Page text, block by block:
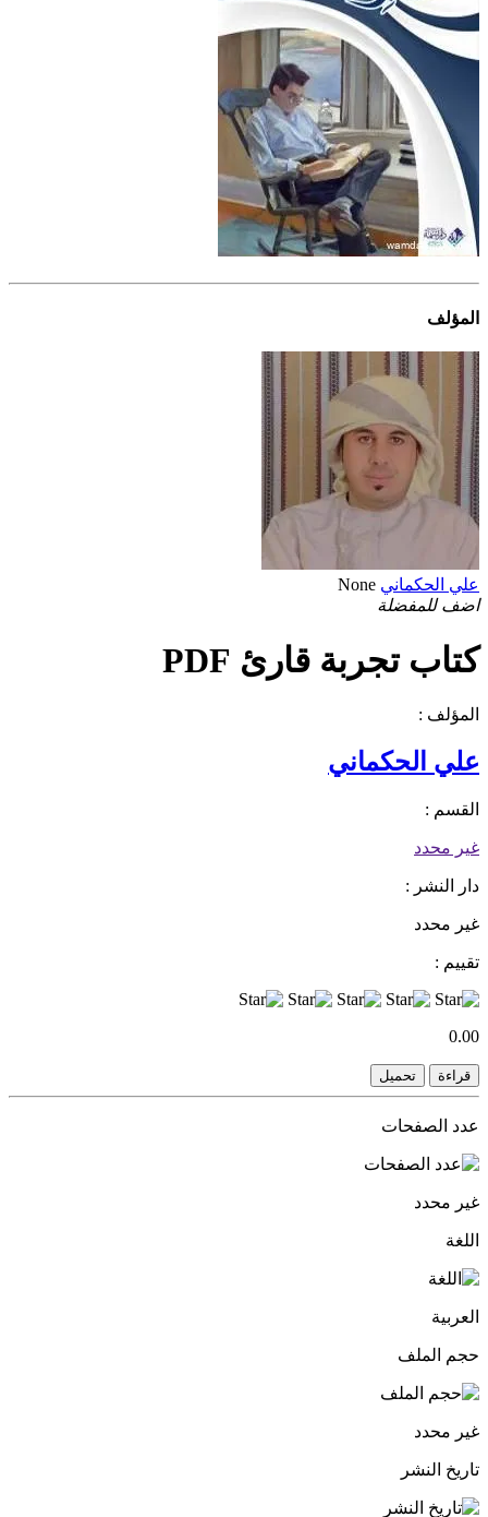
المؤلف
علي الحكماني None
اضف للمفضلة
كتاب تجربة قارئ PDF
المؤلف :
علي الحكماني
القسم :
غير محدد
دار النشر :
غير محدد
تقييم :
0.00
قراءة تحميل
عدد الصفحات
غير محدد
اللغة
العربية
حجم الملف
غير محدد
تاريخ النشر